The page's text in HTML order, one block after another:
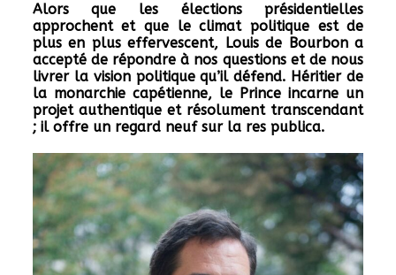
Alors que les élections présidentielles
approchent et que le climat politique est de
plus en plus effervescent, Louis de Bourbon a
accepté de répondre à nos questions et de nous
livrer la vision politique qu’il défend. Héritier de
la monarchie capétienne, le Prince incarne un
projet authentique et résolument transcendant
; il offre un regard neuf sur la res publica.